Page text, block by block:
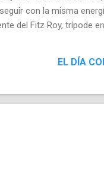
con la misma
del Fitz Roy, trípode
hacer algo interesante
tengo algo con más
EL DÍA